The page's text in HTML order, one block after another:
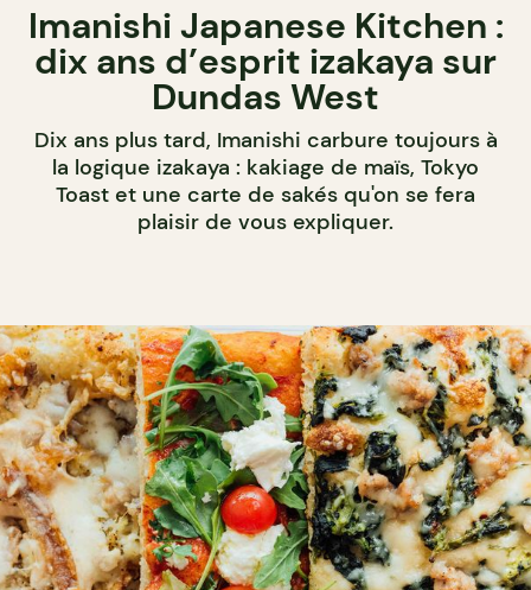
Imanishi Japanese Kitchen :
dix ans d’esprit izakaya sur
Dundas West
Dix ans plus tard, Imanishi carbure toujours à
la logique izakaya : kakiage de maïs, Tokyo
Toast et une carte de sakés qu'on se fera
plaisir de vous expliquer.